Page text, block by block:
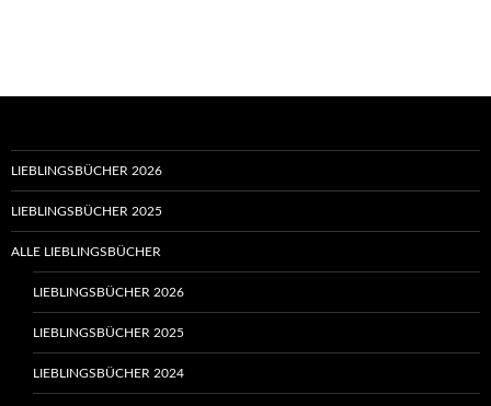
LIEBLINGSBÜCHER 2026
LIEBLINGSBÜCHER 2025
ALLE LIEBLINGSBÜCHER
LIEBLINGSBÜCHER 2026
LIEBLINGSBÜCHER 2025
LIEBLINGSBÜCHER 2024